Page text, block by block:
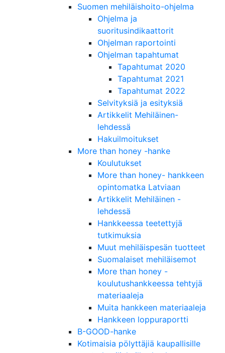
Suomen mehiläishoito-ohjelma
Ohjelma ja
suoritusindikaattorit
Ohjelman raportointi
Ohjelman tapahtumat
Tapahtumat 2020
Tapahtumat 2021
Tapahtumat 2022
Selvityksiä ja esityksiä
Artikkelit Mehiläinen-
lehdessä
Hakuilmoitukset
More than honey -hanke
Koulutukset
More than honey- hankkeen
opintomatka Latviaan
Artikkelit Mehiläinen -
lehdessä
Hankkeessa teetettyjä
tutkimuksia
Muut mehiläispesän tuotteet
Suomalaiset mehiläisemot
More than honey -
koulutushankkeessa tehtyjä
materiaaleja
Muita hankkeen materiaaleja
Hankkeen loppuraportti
B-GOOD-hanke
Kotimaisia pölyttäjiä kaupallisille